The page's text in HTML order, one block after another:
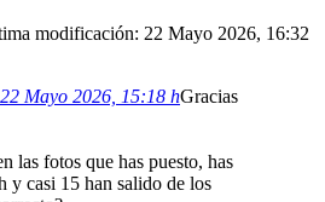
modificación: 22 Mayo 2026, 16:32
Mayo 2026, 15:18 hGracias
las fotos que has puesto, has
y casi 15 han salido de los